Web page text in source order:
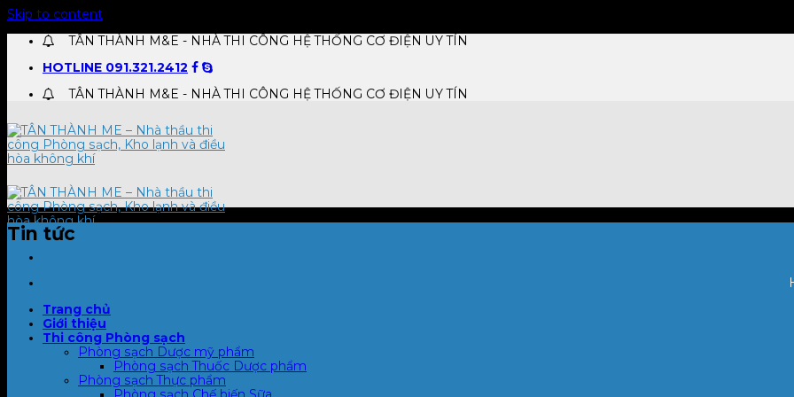
Skip to content
TÂN THÀNH M&E - NHÀ THI CÔNG HỆ THỐNG CƠ ĐIỆN UY TÍN
HOTLINE 091.321.2412
TÂN THÀNH M&E - NHÀ THI CÔNG HỆ THỐNG CƠ ĐIỆN UY TÍN
Trang chủ
Giới thiệu
Thi công Phòng sạch
Phòng sạch Dược mỹ phẩm
Phòng sạch Thuốc Dược phẩm
Phòng sạch Thực phẩm
Tin tức